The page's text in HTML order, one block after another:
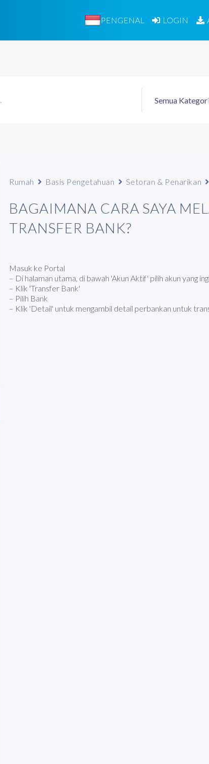
PENGENAL LOGIN
Rumah Basis Pengetahuan Setoran & Penarikan
BAGAIMANA CARA SAYA
TRANSFER BANK?
Masuk ke Portal
– Di halaman utama, di bawah 'Akun Aktif' pilih akun yang
– Klik 'Transfer Bank'
– Pilih Bank
– Klik 'Detail' untuk mengambil detail perbankan untuk